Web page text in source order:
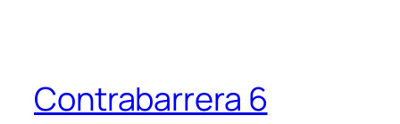
Contrabarrera 6